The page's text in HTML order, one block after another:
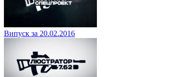
Випуск за 20.02.2016